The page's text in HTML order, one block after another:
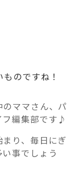
え相談
のですね！
ママさん、パ
フ編集部です♪
り、毎日にぎ
事でしょう